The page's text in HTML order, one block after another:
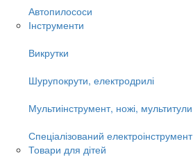
Автопилососи
Інструменти
Викрутки
Шурупокрути, електродрилі
Мультиінструмент, ножі, мультитули
Спеціалізований електроінструмент
Товари для дітей